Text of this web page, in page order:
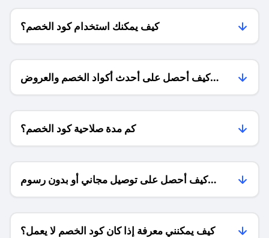
كيف يمكنك استخدام كود الخصم؟
كيف أحصل على أحدث أكواد الخصم والعروض
للمتاجر؟
كم مدة صلاحية كود الخصم؟
كيف أحصل على توصيل مجاني أو بدون رسوم
الشحن ؟
كيف يمكنني معرفة إذا كان كود الخصم لا يعمل؟